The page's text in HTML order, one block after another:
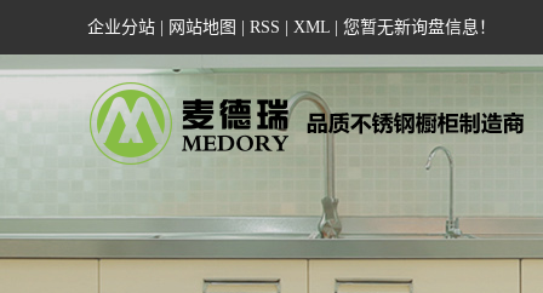
企业分站 网站地图 RSS XML 您暂无新询盘信息！